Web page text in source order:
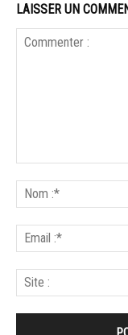
LAISSER UN